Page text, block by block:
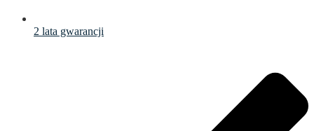
2 lata gwarancji